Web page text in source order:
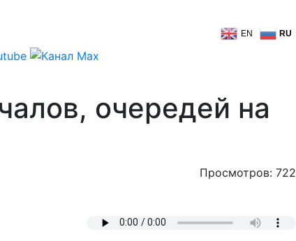
EN RU
очередей на
Просмотров: 722